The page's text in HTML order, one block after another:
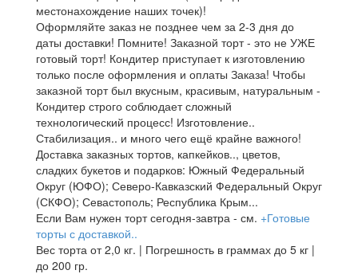
местонахождение наших точек)!
Оформляйте заказ не позднее чем за 2-3 дня до
даты доставки! Помните! Заказной торт - это не УЖЕ
готовый торт! Кондитер приступает к изготовлению
только после оформления и оплаты Заказа! Чтобы
заказной торт был вкусным, красивым, натуральным -
Кондитер строго соблюдает сложный
технологический процесс! Изготовление..
Стабилизация.. и много чего ещё крайне важного!
Доставка заказных тортов, капкейков.., цветов,
сладких букетов и подарков: Южный Федеральный
Округ (ЮФО); Северо-Кавказский Федеральный Округ
(СКФО); Севастополь; Республика Крым...
Если Вам нужен торт сегодня-завтра - см. +Готовые
торты с доставкой..
Вес торта от 2,0 кг. | Погрешность в граммах до 5 кг |
до 200 гр.